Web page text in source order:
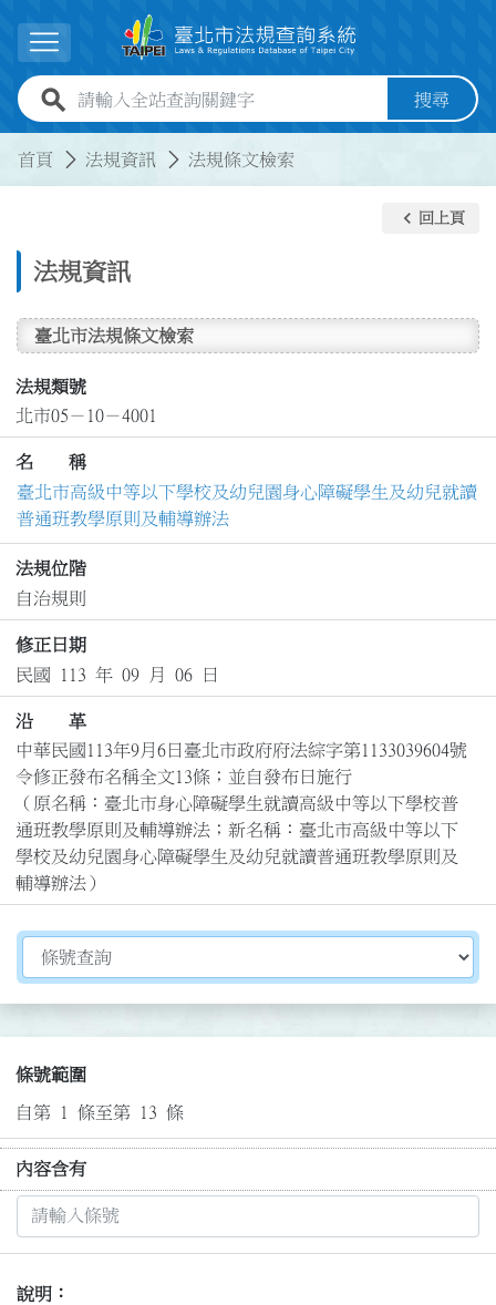
展開選單
全站查詢關鍵字欄位 搜尋
首頁 法規資訊 法規條文檢索
法規資訊
keyboard_arrow_left 回上頁
臺北市法規條文檢索
法規類號
北市05－10－4001
名 稱
臺北市高級中等以下學校及幼兒園身心障礙學生及幼兒就讀
普通班教學原則及輔導辦法
法規位階
自治規則
修正日期
民國 113 年 09 月 06 日
沿 革
中華民國113年9月6日臺北市政府府法綜字第1133039604號
令修正發布名稱全文13條；並自發布日施行
（原名稱：臺北市身心障礙學生就讀高級中等以下學校普
通班教學原則及輔導辦法；新名稱：臺北市高級中等以下
學校及幼兒園身心障礙學生及幼兒就讀普通班教學原則及
輔導辦法）
切換選擇法規資訊內容
條號範圍
自第 1 條至第 13 條
內容含有
說明：